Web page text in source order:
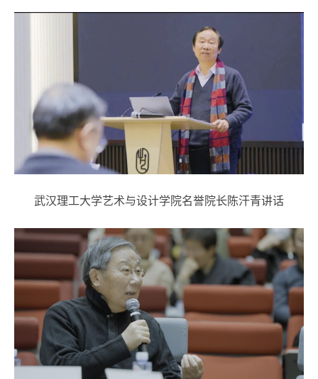
武汉理工大学艺术与设计学院名誉院长陈汗青讲话